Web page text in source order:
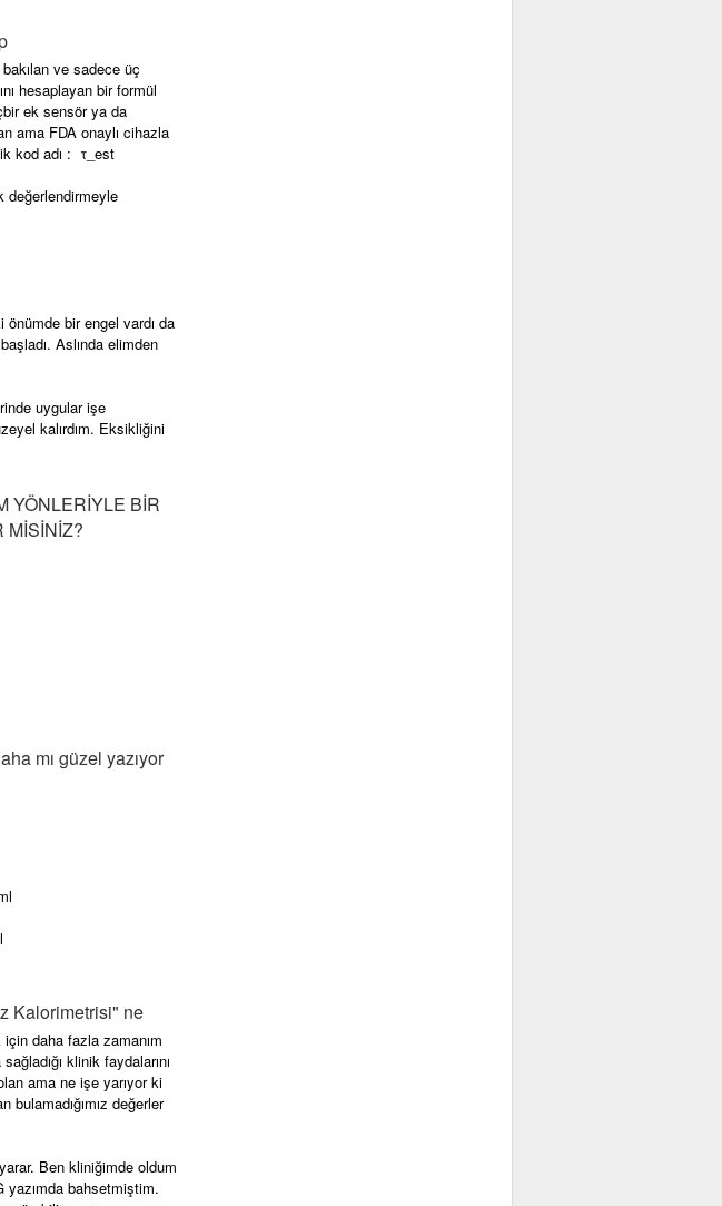
ve sadece üç
hesaplayan bir formül
ek sensör ya da
ama FDA onaylı cihazla
kod adı : τ_est
değerlendirmeyle
önümde bir engel vardı da
Aslında elimden
uygular işe
kalırdım. Eksikliğini
YÖNLERİYLE BİR
MİSİNİZ?
mı güzel yazıyor
Kalorimetrisi" ne
için daha fazla zamanım
klinik faydalarını
ama ne işe yarıyor ki
değerler
Ben kliniğimde oldum
yazımda bahsetmiştim.